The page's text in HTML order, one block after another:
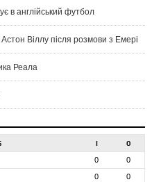
в англійський футбол
Віллу після розмови з Емері
Реала
І О
0
0
0
0